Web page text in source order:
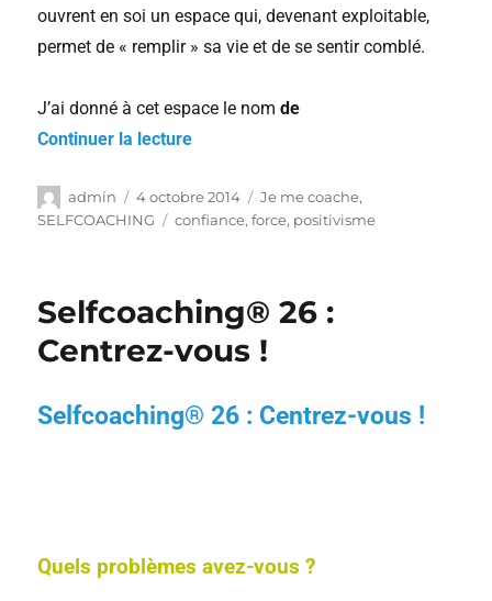
ouvrent en soi un espace qui, devenant exploitable,
permet de « remplir » sa vie et de se sentir comblé.
J’ai donné à cet espace le nomde
Continuer la lecture
admin 4 octobre 2014 Je me coache,
SELFCOACHING
confiance,force, positivisme
Selfcoaching® 26 :
Centrez-vous !
Selfcoaching® 26 : Centrez-vous !
Quels problèmes avez-vous ?